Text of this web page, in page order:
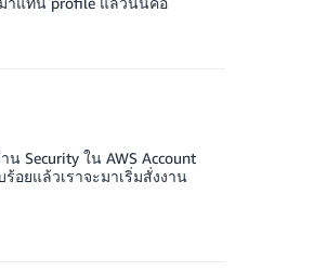
Security ใน AWS Account
อยแล้วเราจะมาเริ่มสั่งงาน